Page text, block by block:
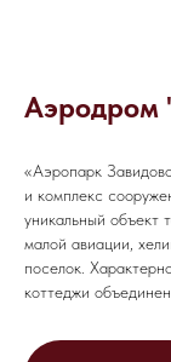
Аэродром
«Аэропарк
и комплекс
уникальный объект
малой авиации,
поселок.
коттеджи